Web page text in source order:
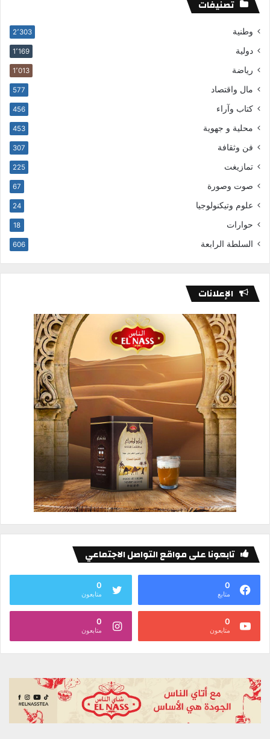
تصنيفات
وطنية 2٬303
دولية 1٬169
رياضة 1٬013
مال واقتصاد 577
كتاب وآراء 456
محلية و جهوية 453
فن وثقافة 307
تمازيغت 225
صوت وصورة 67
علوم وتيكنولوجيا 24
حوارات 18
السلطة الرابعة 606
الإعلانات
تابعونا على مواقع التواصل الاجتماعي
0
متابع
0
متابعون
0
متابعون
0
متابعون